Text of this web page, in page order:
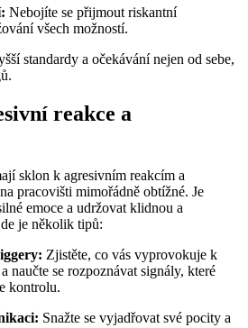
Nebojíte se přijmout riskantní
všech možností.
standardy a očekávání nejen od sebe,
reakce a
sklon k agresivním reakcím a
pracovišti mimořádně obtížné. Je
emoce a udržovat klidnou a
je několik tipů:
Zjistěte, co vás vyprovokuje k
naučte se rozpoznávat signály, které
kontrolu.
Snažte se vyjadřovat své pocity a